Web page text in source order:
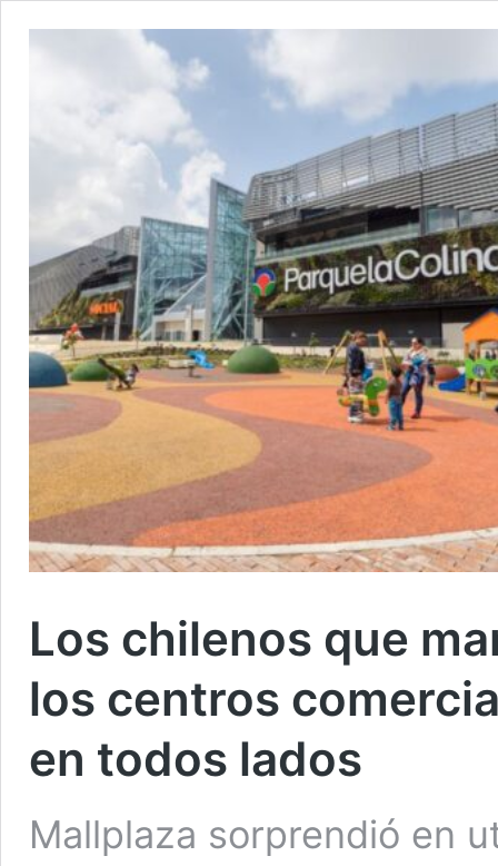
Los chilenos que
los centros
en todos lados
Mallplaza sorprendió en